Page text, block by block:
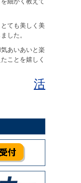
細かく教えて
ても美しく美
した。
あいあいと楽
ことを嬉しく
活